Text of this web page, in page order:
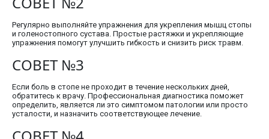
Регулярно выполняйте упражнения для укрепления мышц стопы
и голеностопного сустава. Простые растяжки и укрепляющие
упражнения помогут улучшить гибкость и снизить риск травм.
СОВЕТ №3
Если боль в стопе не проходит в течение нескольких дней,
обратитесь к врачу. Профессиональная диагностика поможет
определить, является ли это симптомом патологии или просто
усталости, и назначить соответствующее лечение.